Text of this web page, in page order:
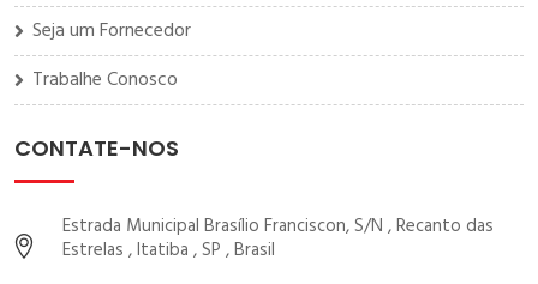
Seja um Fornecedor
Trabalhe Conosco
CONTATE-NOS
Estrada Municipal Brasílio Franciscon, S/N , Recanto das
Estrelas , Itatiba , SP , Brasil